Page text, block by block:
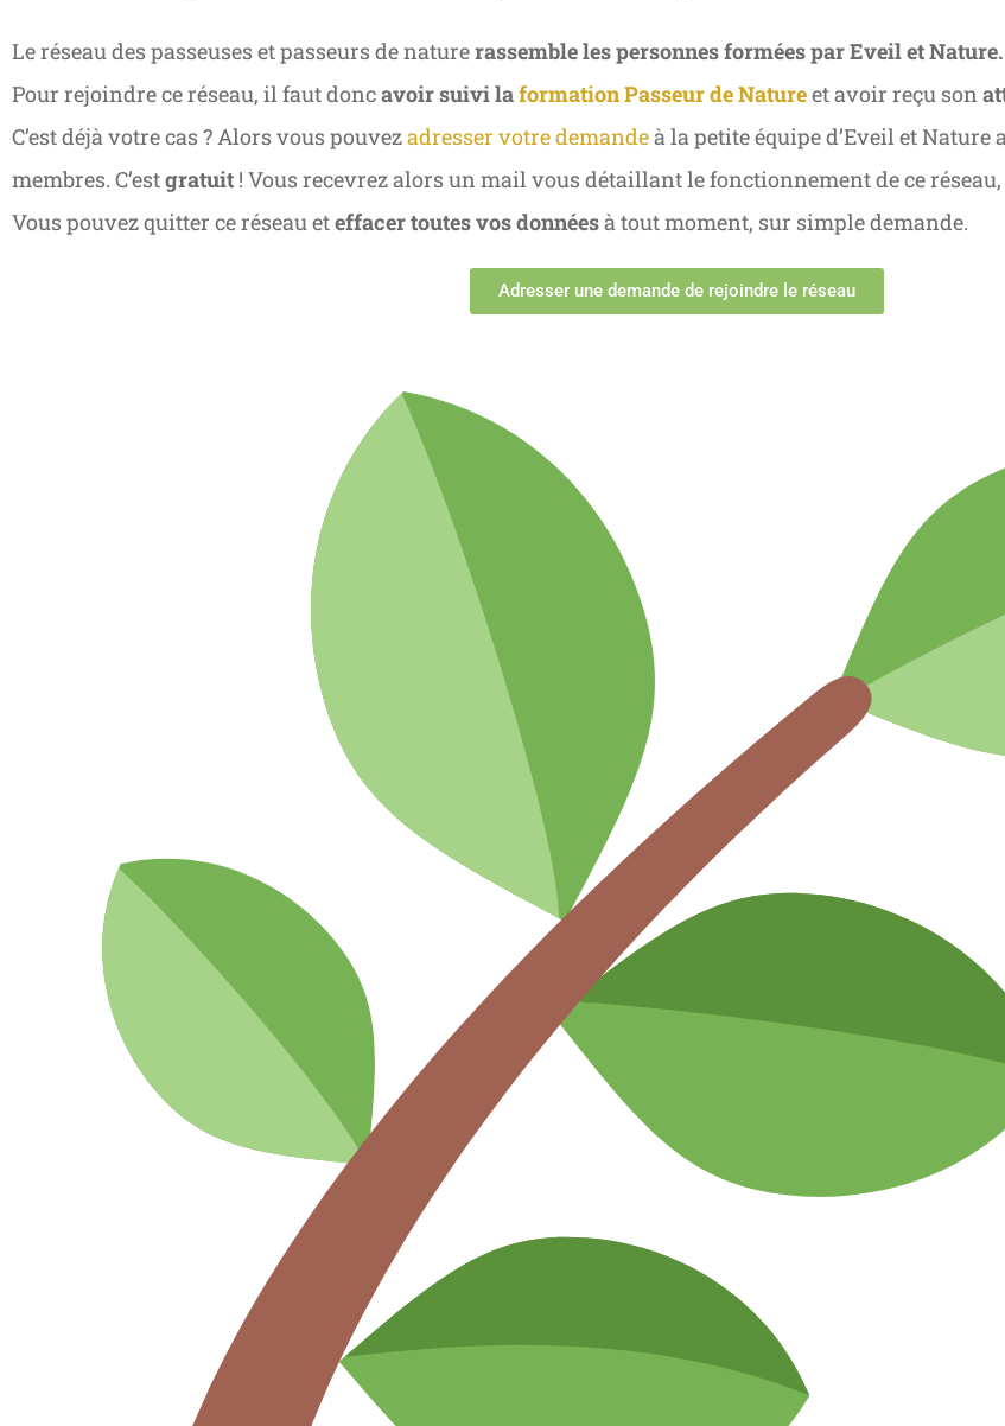
Le réseau des passeuses et passeurs de naturerassemble les personnes formées par Eveil et Nature.
Pour rejoindre ce réseau, il faut doncavoir suivi laformation Passeur de Natureet avoir reçu son
C’est déjà votre cas ? Alors vous pouvezadresser votre demandeà la petite équipe d’Eveil et Nature
membres. C’estgratuit ! Vous recevrez alors un mail vous détaillant le fonctionnement de ce
Vous pouvez quitter ce réseau eteffacer toutes vos donnéesà tout moment, sur simple demande.
Adresser une demande de rejoindre le réseau